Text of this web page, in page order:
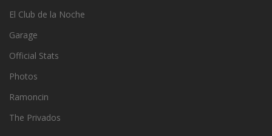
El Club de la Noche
Garage
Official Stats
Photos
Ramoncin
The Privados